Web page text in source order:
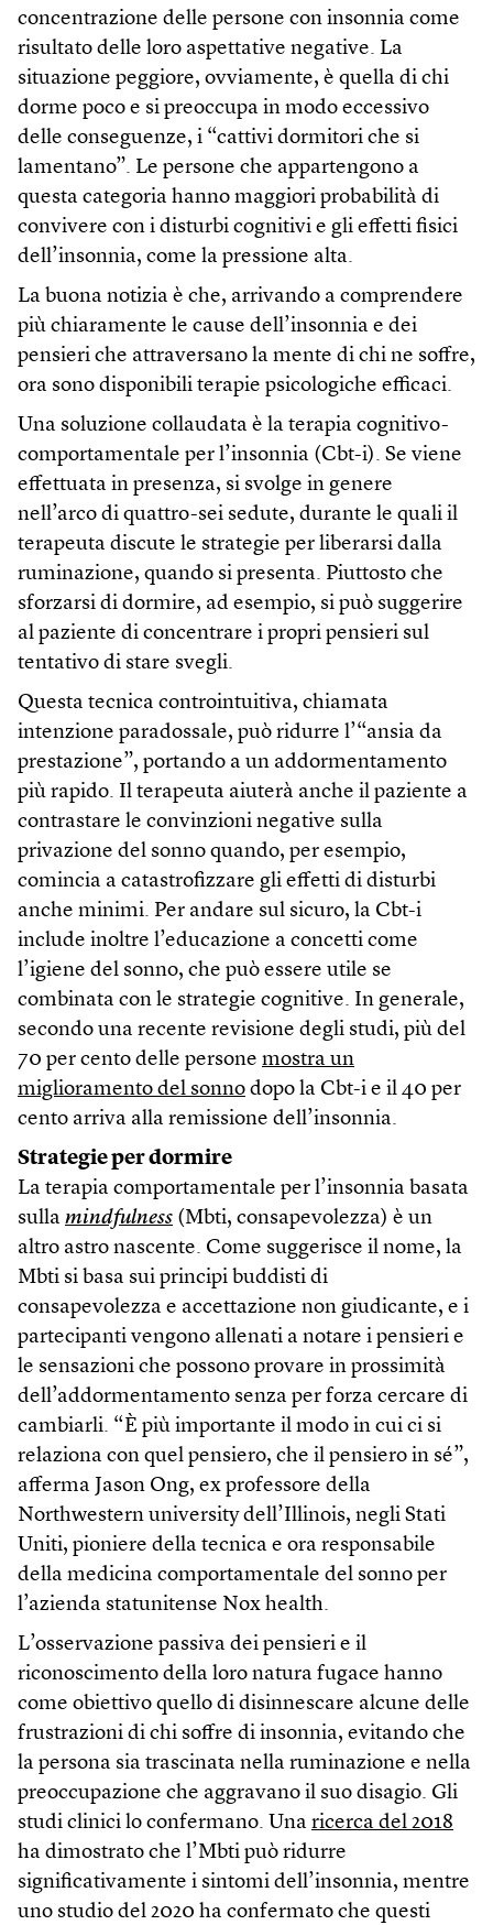
concentrazione delle persone con insonnia come
risultato delle loro aspettative negative. La
situazione peggiore, ovviamente, è quella di chi
dorme poco e si preoccupa in modo eccessivo
delle conseguenze, i “cattivi dormitori che si
lamentano”. Le persone che appartengono a
questa categoria hanno maggiori probabilità di
convivere con i disturbi cognitivi e gli effetti fisici
dell’insonnia, come la pressione alta.
La buona notizia è che, arrivando a comprendere
più chiaramente le cause dell’insonnia e dei
pensieri che attraversano la mente di chi ne soffre,
ora sono disponibili terapie psicologiche efficaci.
Una soluzione collaudata è la terapia cognitivo-
comportamentale per l’insonnia (Cbt-i). Se viene
effettuata in presenza, si svolge in genere
nell’arco di quattro-sei sedute, durante le quali il
terapeuta discute le strategie per liberarsi dalla
ruminazione, quando si presenta. Piuttosto che
sforzarsi di dormire, ad esempio, si può suggerire
al paziente di concentrare i propri pensieri sul
tentativo di stare svegli.
Questa tecnica controintuitiva, chiamata
intenzione paradossale, può ridurre l’“ansia da
prestazione”, portando a un addormentamento
più rapido. Il terapeuta aiuterà anche il paziente a
contrastare le convinzioni negative sulla
privazione del sonno quando, per esempio,
comincia a catastrofizzare gli effetti di disturbi
anche minimi. Per andare sul sicuro, la Cbt-i
include inoltre l’educazione a concetti come
l’igiene del sonno, che può essere utile se
combinata con le strategie cognitive. In generale,
secondo una recente revisione degli studi, più del
70 per cento delle persone mostra un
miglioramento del sonno dopo la Cbt-i e il 40 per
cento arriva alla remissione dell’insonnia.
Strategie per dormire
La terapia comportamentale per l’insonnia basata
sulla mindfulness (Mbti, consapevolezza) è un
altro astro nascente. Come suggerisce il nome, la
Mbti si basa sui principi buddisti di
consapevolezza e accettazione non giudicante, e i
partecipanti vengono allenati a notare i pensieri e
le sensazioni che possono provare in prossimità
dell’addormentamento senza per forza cercare di
cambiarli. “È più importante il modo in cui ci si
relaziona con quel pensiero, che il pensiero in sé”,
afferma Jason Ong, ex professore della
Northwestern university dell’Illinois, negli Stati
Uniti, pioniere della tecnica e ora responsabile
della medicina comportamentale del sonno per
l’azienda statunitense Nox health.
L’osservazione passiva dei pensieri e il
riconoscimento della loro natura fugace hanno
come obiettivo quello di disinnescare alcune delle
frustrazioni di chi soffre di insonnia, evitando che
la persona sia trascinata nella ruminazione e nella
preoccupazione che aggravano il suo disagio. Gli
studi clinici lo confermano. Una ricerca del 2018
ha dimostrato che l’Mbti può ridurre
significativamente i sintomi dell’insonnia, mentre
uno studio del 2020 ha confermato che questi